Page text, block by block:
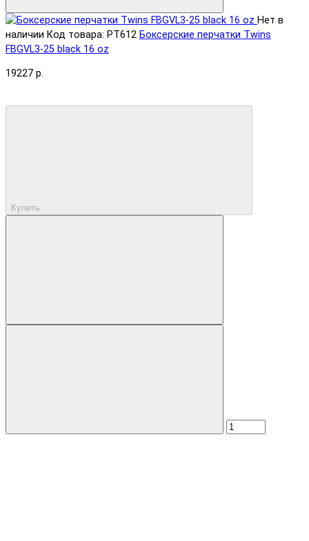
Нет в
наличии Код товара: PT612 Боксерские перчатки Twins
FBGVL3-25 black 16 oz
19227 р.
Купить